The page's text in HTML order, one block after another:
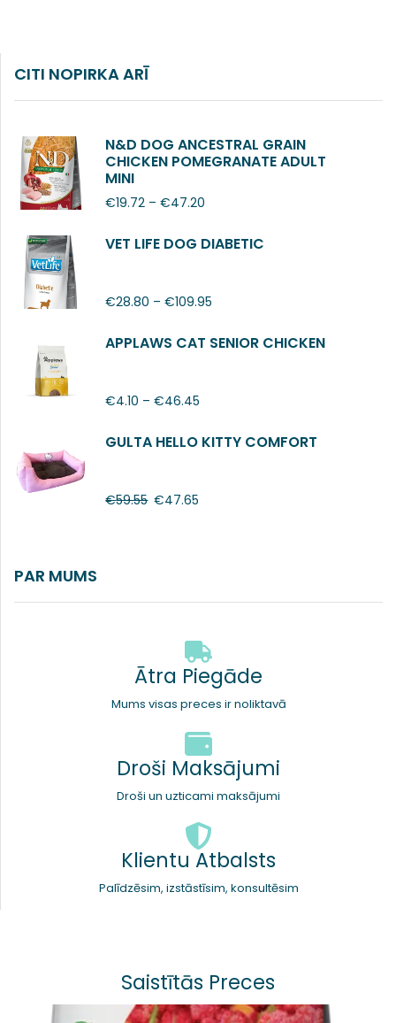
CITI NOPIRKA ARĪ
N&D DOG ANCESTRAL GRAIN
CHICKEN POMEGRANATE ADULT
MINI
€19.72 – €47.20
VET LIFE DOG DIABETIC
€28.80 – €109.95
APPLAWS CAT SENIOR CHICKEN
€4.10 – €46.45
GULTA HELLO KITTY COMFORT
€59.55 €47.65
PAR MUMS
Ātra Piegāde
Mums visas preces ir noliktavā
Droši Maksājumi
Droši un uzticami maksājumi
Klientu Atbalsts
Palīdzēsim, izstāstīsim, konsultēsim
Saistītās Preces